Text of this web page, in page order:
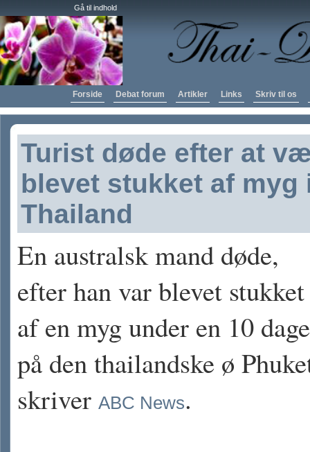
Gå til indhold
Forside Debat forum Artikler Links Skriv til os
Turist døde efter at
blevet stukket af myg
Thailand
En australsk mand døde,
efter han var blevet stukket
af en myg under en 10
på den thailandske ø
skriver ABC News.